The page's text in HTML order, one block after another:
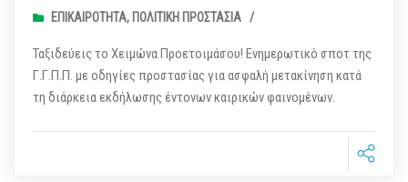
ΕΠΙΚΑΙΡΌΤΗΤΑ, ΠΟΛΙΤΙΚΉ ΠΡΟΣΤΑΣΊΑ /
Ταξιδεύεις το Χειμώνα Προετοιμάσου! Ενημερωτικό σποτ της
Γ.Γ.Π.Π. με οδηγίες προστασίας για ασφαλή μετακίνηση κατά
τη διάρκεια εκδήλωσης έντονων καιρικών φαινομένων.